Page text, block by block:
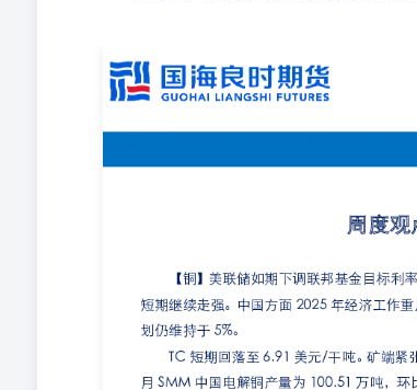
研究员：许晓燕邮箱：
先看 【铜】美联储如期下调联邦基金目标利
重点任务转向内需驱动，年度GDP增长规划仍
100.51万吨，环比增加0.94%，同比上升
累计产量为1096.51万吨，累计增幅为5.02%
内次高位。 2024年12月30日 技术上逢支撑位
复做回升。 【锌】锌总体在板块偏强。随着
工率淡季不淡。从当周下游数据来看，下游
24400-24600，23500-23200,因锌精矿供应紧
驱动。下游钢厂冬储不及预期的情况下，锰
约50元/吨，受冶金焦影响仍有下滑可能，锰
附近。后续继续关注锰硅厂产量，1月钢招和
陆续召开了财政会议和住建会议，继续释放
吨之间，部分钢厂已有重开螺纹轧线的计划